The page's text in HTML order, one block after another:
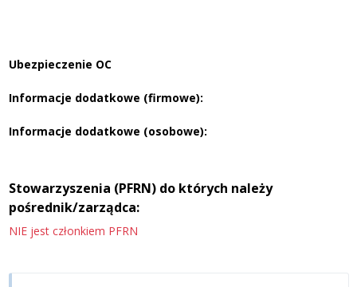
Ubezpieczenie OC
Informacje dodatkowe (firmowe):
Informacje dodatkowe (osobowe):
Stowarzyszenia (PFRN) do których należy
pośrednik/zarządca:
NIE jest członkiem PFRN